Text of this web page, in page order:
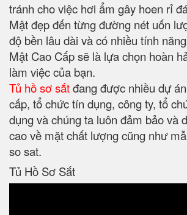
tránh cho việc hơi ẩm gây hoen rỉ
Mật đẹp đến từng đường nét uốn
độ bền lâu dài và có nhiều tính
Mật Cao Cấp sẽ là lựa chọn hoàn
làm việc của bạn.
Tủ hồ sơ sắtđang được nhiều dự
cấp, tổ chức tín dụng, công ty, tổ
dụng và chúng ta luôn đảm bảo và
cao về mặt chất lượng cũng như
so sat.
Tủ Hồ Sơ Sắt